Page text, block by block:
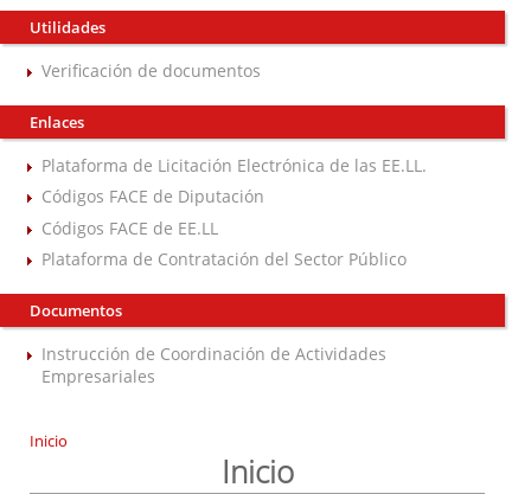
Utilidades
Verificación de documentos
Enlaces
Plataforma de Licitación Electrónica de las EE.LL.
Códigos FACE de Diputación
Códigos FACE de EE.LL
Plataforma de Contratación del Sector Público
Documentos
Instrucción de Coordinación de Actividades
Empresariales
Inicio
Inicio